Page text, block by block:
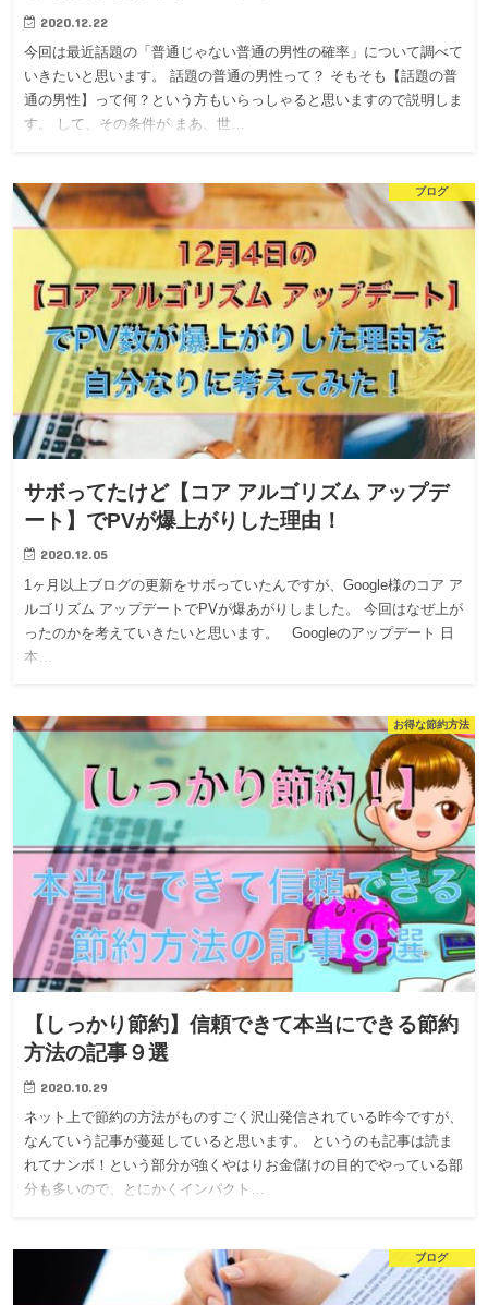
2020.12.22
今回は最近話題の「普通じゃない普通の男性の確率」について調べて
いきたいと思います。 話題の普通の男性って？ そもそも【話題の普
通の男性】って何？という方もいらっしゃると思いますので説明しま
す。 して、その条件が まあ、世…
ブログ
サボってたけど【コア アルゴリズム アップデ
ート】でPVが爆上がりした理由！
2020.12.05
1ヶ月以上ブログの更新をサボっていたんですが、Google様のコア ア
ルゴリズム アップデートでPVが爆あがりしました。 今回はなぜ上が
ったのかを考えていきたいと思います。 Googleのアップデート 日
本…
お得な節約方法
【しっかり節約】信頼できて本当にできる節約
方法の記事９選
2020.10.29
ネット上で節約の方法がものすごく沢山発信されている昨今ですが、
なんていう記事が蔓延していると思います。 というのも記事は読ま
れてナンボ！という部分が強くやはりお金儲けの目的でやっている部
分も多いので、とにかくインパクト…
ブログ